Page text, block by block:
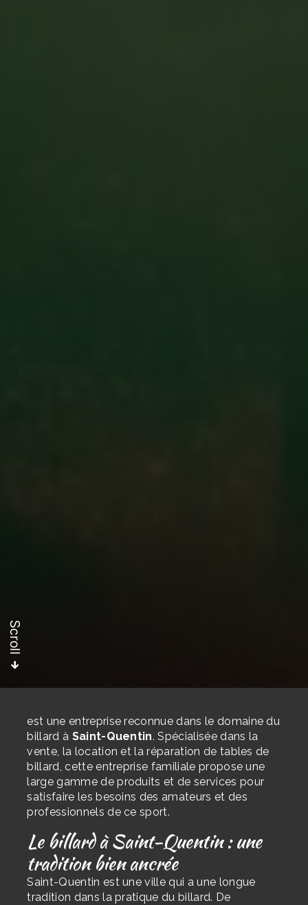
Scroll
est une entreprise reconnue dans le domaine du
billard à Saint-Quentin. Spécialisée dans la
vente, la location et la réparation de tables de
billard, cette entreprise familiale propose une
large gamme de produits et de services pour
satisfaire les besoins des amateurs et des
professionnels de ce sport.
Le billard à Saint-Quentin : une
tradition bien ancrée
Saint-Quentin est une ville qui a une longue
tradition dans la pratique du billard. De